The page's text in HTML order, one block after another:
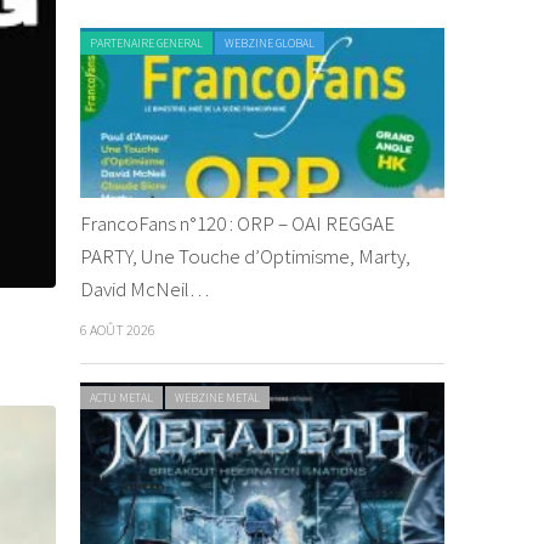
PARTENAIRE GENERAL WEBZINE GLOBAL
FrancoFans n°120 : ORP – OAI REGGAE
PARTY, Une Touche d’Optimisme, Marty,
David McNeil…
6 AOÛT 2026
ACTU METAL WEBZINE METAL